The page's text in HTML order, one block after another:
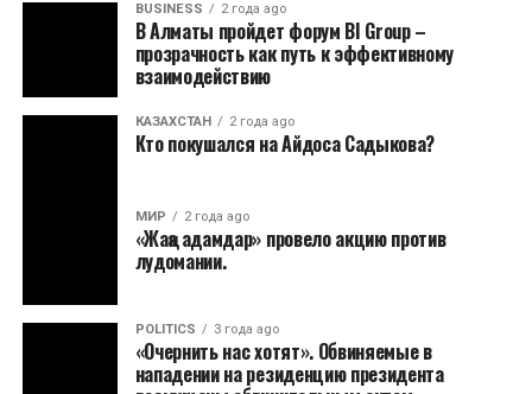
BUSINESS 2 года ago
В Алматы пройдет форум BI Group –
прозрачность как путь к эффективному
взаимодействию
КАЗАХСТАН 2 года ago
Кто покушался на Айдоса Садыкова?
МИР 2 года ago
«Жаңа адамдар» провело акцию против
лудомании.
POLITICS 3 года ago
«Очернить нас хотят». Обвиняемые в
нападении на резиденцию президента